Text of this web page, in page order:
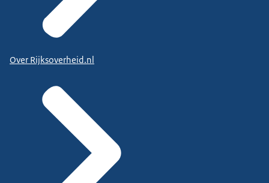
Over Rijksoverheid.nl